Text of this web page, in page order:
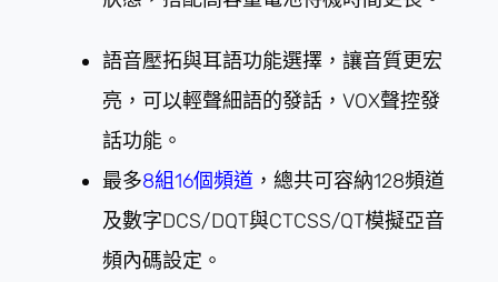
語音壓拓與耳語功能選擇，讓音質更宏
亮，可以輕聲細語的發話，VOX聲控發
話功能。
最多8組16個頻道，總共可容納128頻道
及數字DCS/DQT與CTCSS/QT模擬亞音
頻內碼設定。